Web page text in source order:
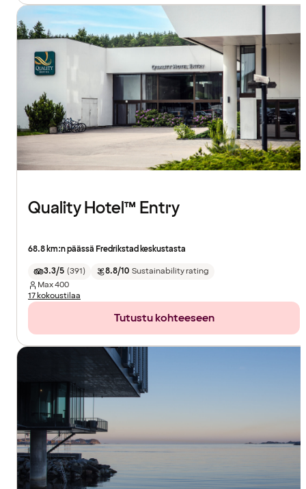
Quality Hotel™ Entry
68.8 km:n päässä Fredrikstad keskustasta
3.3/5 (391) 8.8/10 Sustainability rating
Max400
17 kokoustilaa
Tutustu kohteeseen